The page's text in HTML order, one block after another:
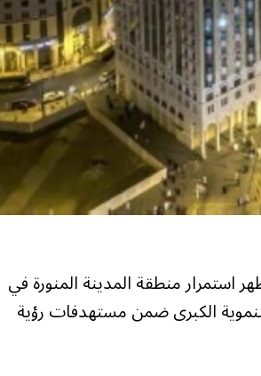
تقريرها الاقتصادي الثاني لعام 2025، الذي أظهر استمرار منطقة المدينة المنورة في
الكبرى ضمن مستهدفات رؤية